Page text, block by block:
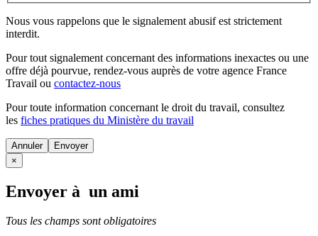
Nous vous rappelons que le signalement abusif est strictement
interdit.
Pour tout signalement concernant des informations inexactes ou une
offre déjà pourvue, rendez-vous auprès de votre agence France
Travail ou contactez-nous
Pour toute information concernant le droit du travail, consultez
les fiches pratiques du Ministère du travail
Annuler
×
Envoyer à un ami
Tous les champs sont obligatoires